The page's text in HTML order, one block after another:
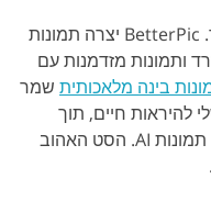
מגוון הסגנונות היה החלק הטוב ביותר. BetterPic יצרה תמונות
ותמונות מזדמנות עם
בינה מלאכותית שמר
להיראות חיים, תוך
הימנעות מהמראה המזויף שיש לכמה תמונות AI. הסט האהוב